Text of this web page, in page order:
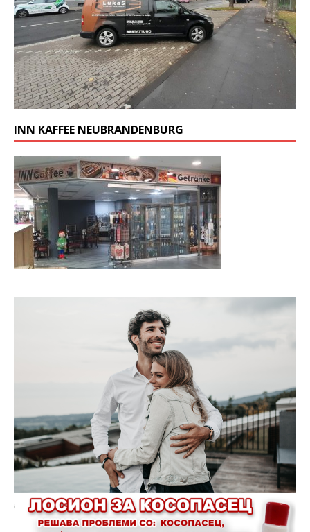
INN KAFFEE NEUBRANDENBURG